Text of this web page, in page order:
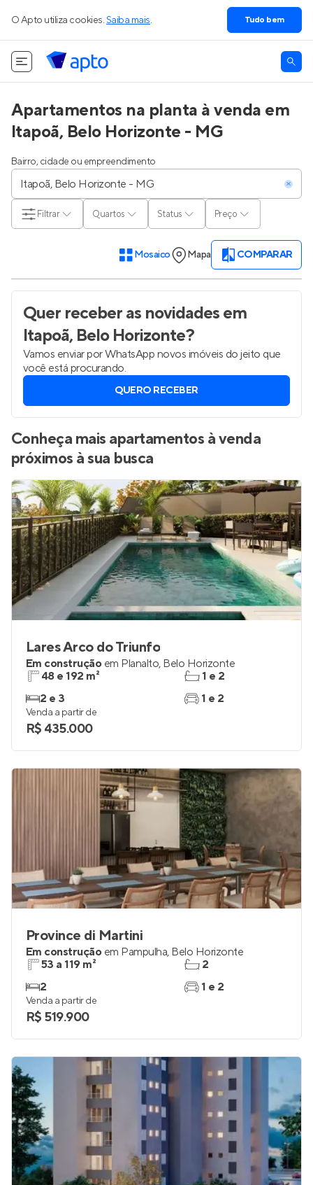
O Apto utiliza cookies. Saiba mais. Tudo bem
Apartamentos na planta à venda em
Itapoã, Belo Horizonte - MG
Bairro, cidade ou empreendimento
Quartos Status Preço
Filtrar
Mosaico Mapa COMPARAR
Quer receber as novidadesem
Itapoã, Belo Horizonte?
Vamos enviar por WhatsApp novos imóveis do jeito que
você está procurando.
QUERO RECEBER
Conheça mais apartamentos à venda
próximos à sua busca
Lares Arco do Triunfo
Em construção em Planalto, Belo Horizonte
48 e 192 m²
2 e 3
1 e 2
1 e 2
Venda a partir de
R$ 435.000
Province di Martini
Em construção em Pampulha, Belo Horizonte
53 a 119 m²
2
2
1 e 2
Venda a partir de
R$ 519.900